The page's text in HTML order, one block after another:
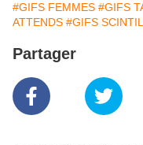
#GIFS FEMMES #GIFS
ATTENDS #GIFS
Partager